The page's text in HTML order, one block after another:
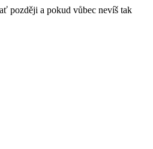
později a pokud vůbec nevíš tak